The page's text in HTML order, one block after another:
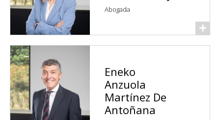
Abogada
Eneko
Anzuola
Martínez De
Antoñana